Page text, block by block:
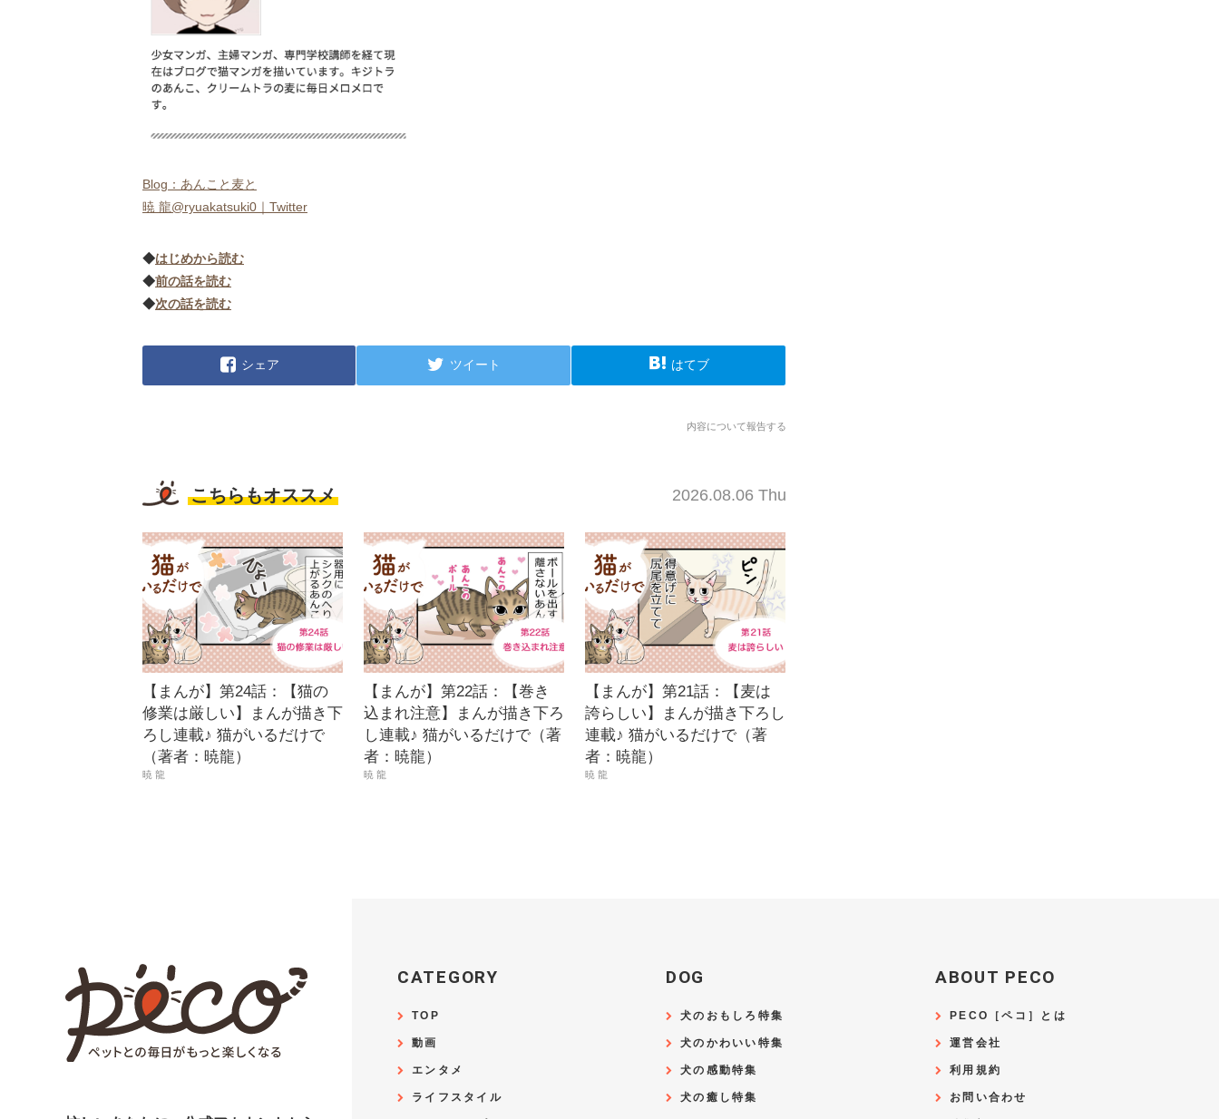
Blog：あんこと麦と
暁 龍@ryuakatsuki0｜Twitter
◆はじめから読む
◆前の話を読む
◆次の話を読む
シェア ツイート はてブ
内容について報告する
こちらもオススメ 2026.08.06 Thu
【まんが】第24話：【猫の
修業は厳しい】まんが描き下
ろし連載♪ 猫がいるだけで
（著者：暁龍）
暁 龍
【まんが】第22話：【巻き
込まれ注意】まんが描き下ろ
し連載♪ 猫がいるだけで（著
者：暁龍）
暁 龍
【まんが】第21話：【麦は
誇らしい】まんが描き下ろし
連載♪ 猫がいるだけで（著
者：暁龍）
暁 龍
CATEGORY
TOP
動画
エンタメ
ライフスタイル
DOG
犬のおもしろ特集
犬のかわいい特集
犬の感動特集
犬の癒し特集
ABOUT PECO
PECO［ペコ］とは
運営会社
利用規約
お問い合わせ